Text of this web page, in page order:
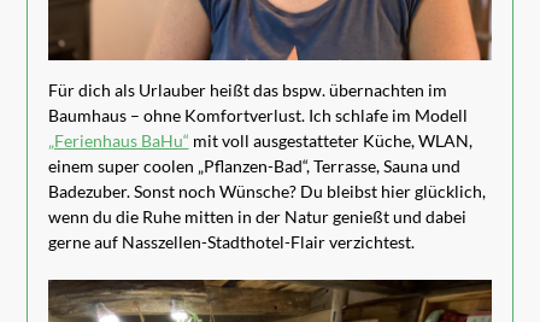
Für dich als Urlauber heißt das bspw. übernachten im
Baumhaus – ohne Komfortverlust. Ich schlafe im Modell
„Ferienhaus BaHu“ mit voll ausgestatteter Küche, WLAN,
einem super coolen „Pflanzen-Bad“, Terrasse, Sauna und
Badezuber. Sonst noch Wünsche? Du bleibst hier glücklich,
wenn du die Ruhe mitten in der Natur genießt und dabei
gerne auf Nasszellen-Stadthotel-Flair verzichtest.